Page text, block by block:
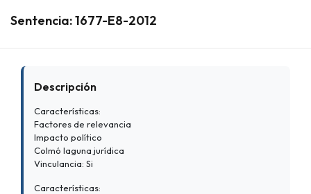
Sentencia: 1677-E8-2012
Descripción
Características:
Factores de relevancia
Impacto político
Colmó laguna jurídica
Vinculancia: Si
Características: